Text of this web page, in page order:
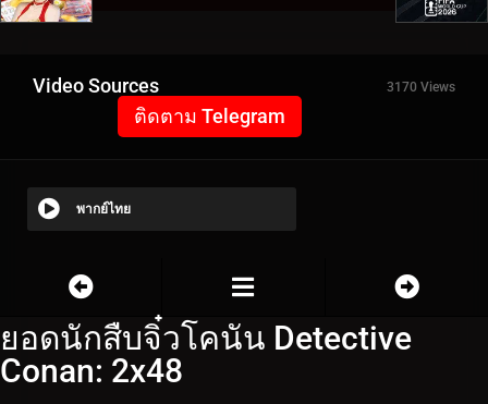
Video Sources 3170 Views
ติดตาม Telegram
พากย์ไทย
ยอดนักสืบจิ๋วโคนัน Detective
Conan: 2x48